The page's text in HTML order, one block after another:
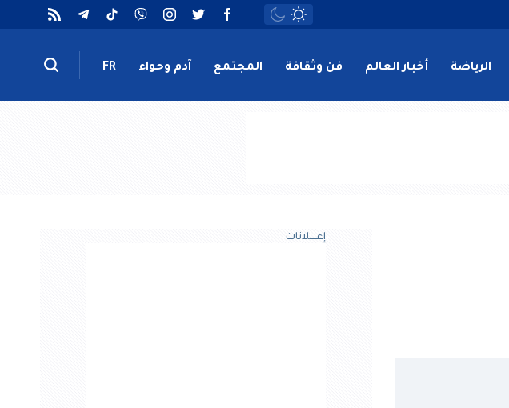
الرياضة أخبار العالم فن وثقافة المجتمع آدم وحواء FR
إعــــلانات